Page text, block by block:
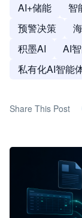
AI+储能 智
预警决策
积墨AI
AI
私有化AI智能
Share This Post